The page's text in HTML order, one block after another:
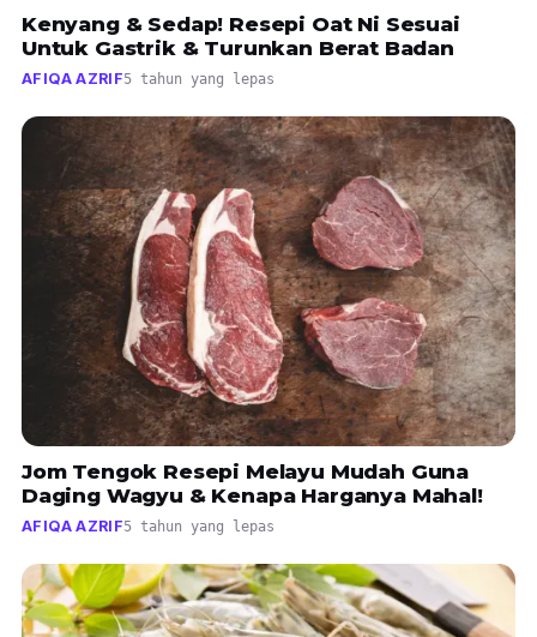
Kenyang & Sedap! Resepi Oat Ni Sesuai
Untuk Gastrik & Turunkan Berat Badan
AFIQA AZRIF5 tahun yang lepas
Jom Tengok Resepi Melayu Mudah Guna
Daging Wagyu & Kenapa Harganya Mahal!
AFIQA AZRIF5 tahun yang lepas